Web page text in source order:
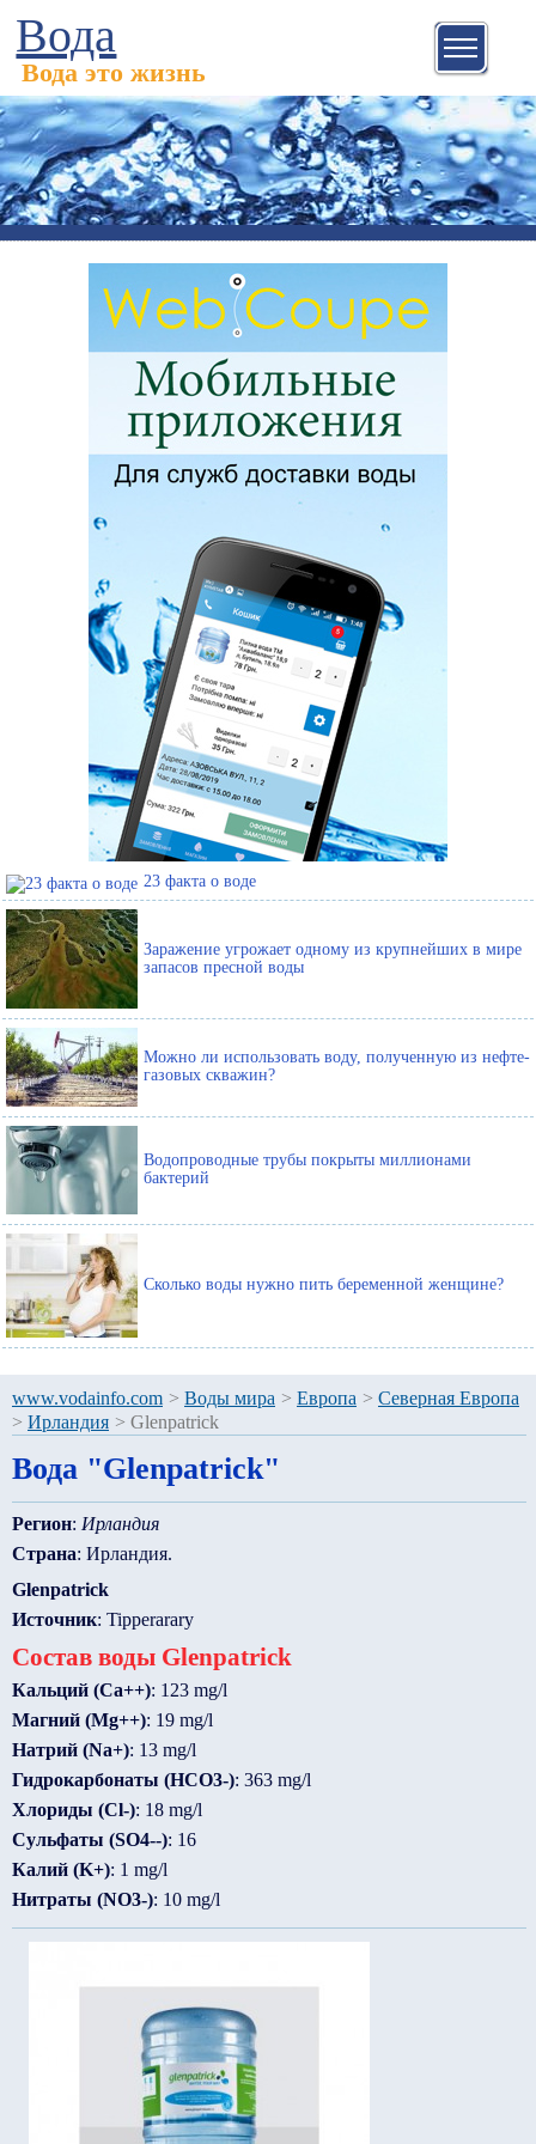
Вода
Вода это жизнь
23 факта о воде
Заражение угрожает одному из крупнейших в мире
запасов пресной воды
Можно ли использовать воду, полученную из нефте-
газовых скважин?
Водопроводные трубы покрыты миллионами
бактерий
Сколько воды нужно пить беременной женщине?
www.vodainfo.com > Воды мира > Европа > Северная Европа
> Ирландия > Glenpatrick
Вода "Glenpatrick"
Регион: Ирландия
Страна: Ирландия.
Glenpatrick
Источник: Tipperarary
Состав воды Glenpatrick
Кальций (Ca++): 123 mg/l
Магний (Mg++): 19 mg/l
Натрий (Na+): 13 mg/l
Гидрокарбонаты (HCO3-): 363 mg/l
Хлориды (Cl-): 18 mg/l
Сульфаты (SO4--): 16
Калий (K+): 1 mg/l
Нитраты (NO3-): 10 mg/l